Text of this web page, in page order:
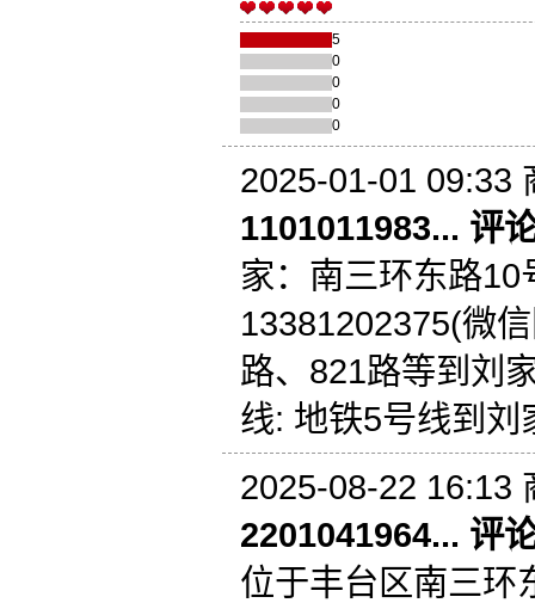
5
0
0
0
0
2025-01-01 09:33
1101011983... 评
家：南三环东路
13381202375(微
路、821路等到刘
线: 地铁5号线到
2025-08-22 16:13
2201041964... 评
位于丰台区南三环